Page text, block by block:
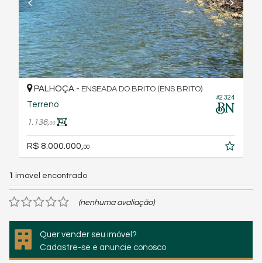
#2.324
PALHOÇA - ENSEADA DO BRITO (ENS BRITO)
Terreno
1.136,00
R$ 8.000.000, 00
1 imóvel encontrado
(nenhuma avaliação)
Quer vender seu imóvel?
Cadastre-se e anuncie conosco